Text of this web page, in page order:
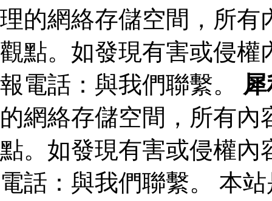
理的網絡存儲空間，所有
觀點。如發現有害或侵權
報電話：與我們聯繫。
的網絡存儲空間，所有
點。如發現有害或侵權內
電話：與我們聯繫。 本